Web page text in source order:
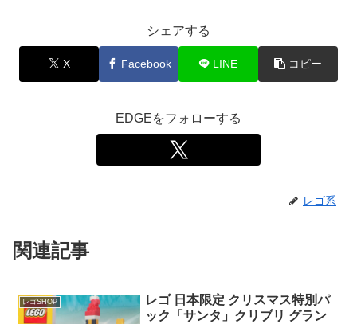
シェアする
X Facebook LINE コピー
EDGEをフォローする
レゴ系
関連記事
レゴSHOP
レゴ 日本限定 クリスマス特別パ
ック「サンタ」クリブリ グラン